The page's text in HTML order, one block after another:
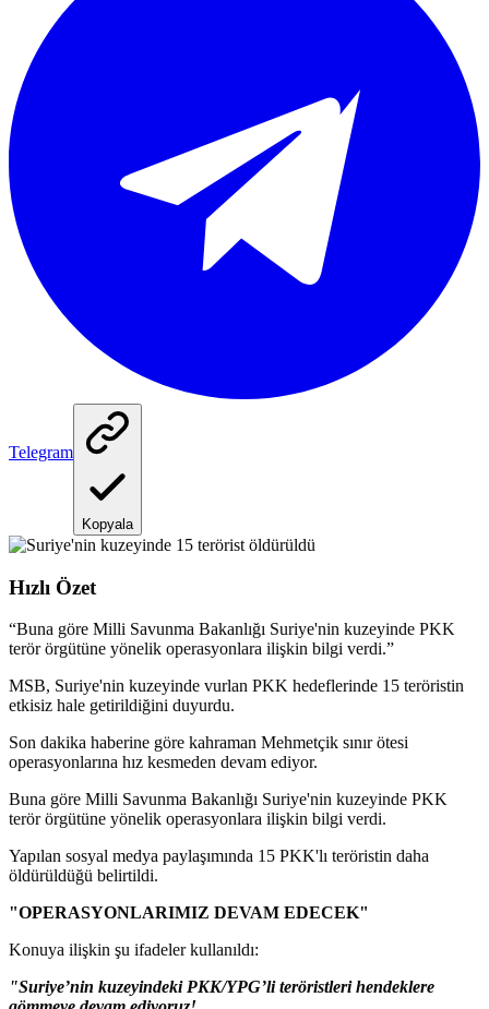
Telegram
Kopyala
Hızlı Özet
“Buna göre Milli Savunma Bakanlığı Suriye'nin kuzeyinde PKK
terör örgütüne yönelik operasyonlara ilişkin bilgi verdi.”
MSB, Suriye'nin kuzeyinde vurlan PKK hedeflerinde 15 teröristin
etkisiz hale getirildiğini duyurdu.
Son dakika haberine göre kahraman Mehmetçik sınır ötesi
operasyonlarına hız kesmeden devam ediyor.
Buna göre Milli Savunma Bakanlığı Suriye'nin kuzeyinde PKK
terör örgütüne yönelik operasyonlara ilişkin bilgi verdi.
Yapılan sosyal medya paylaşımında 15 PKK'lı teröristin daha
öldürüldüğü belirtildi.
"OPERASYONLARIMIZ DEVAM EDECEK"
Konuya ilişkin şu ifadeler kullanıldı:
"Suriye’nin kuzeyindeki PKK/YPG’li teröristleri hendeklere